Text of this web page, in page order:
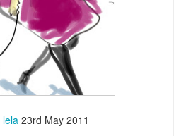
lela 23rd May 2011